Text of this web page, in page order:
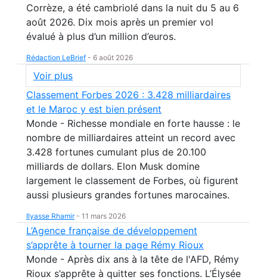
Corrèze, a été cambriolé dans la nuit du 5 au 6
août 2026. Dix mois après un premier vol
évalué à plus d’un million d’euros.
Rédaction LeBrief - 6 août 2026
Voir plus
Classement Forbes 2026 : 3.428 milliardaires
et le Maroc y est bien présent
Monde - Richesse mondiale en forte hausse : le
nombre de milliardaires atteint un record avec
3.428 fortunes cumulant plus de 20.100
milliards de dollars. Elon Musk domine
largement le classement de Forbes, où figurent
aussi plusieurs grandes fortunes marocaines.
Ilyasse Rhamir- 11 mars 2026
L’Agence française de développement
s’apprête à tourner la page Rémy Rioux
Monde - Après dix ans à la tête de l'AFD, Rémy
Rioux s’apprête à quitter ses fonctions. L’Élysée